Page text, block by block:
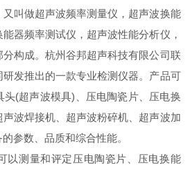
又叫做超声波频率测量仪，超声波换能
器频率测试仪，超声波性能分析仪，
构成。杭州谷邦超声科技有限公司联
发推出的一款专业检测仪器。产品可
头(超声波模具)、压电陶瓷片、压电换
波焊接机、超声波粉碎机、超声波加
参数、品质和综合性能。
以测量和评定压电陶瓷片、压电换能